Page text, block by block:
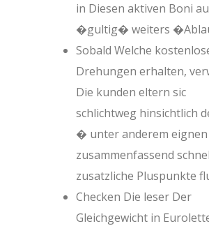
in Diesen aktiven Boni
�gultig� weiters
Sobald Welche
Drehungen erhalten,
Die kunden eltern sic
schlichtweg hinsichtlich
� unter anderem eignen
zusammenfassend
zusatzliche Pluspunkte
Checken Die leser Der
Gleichgewicht in